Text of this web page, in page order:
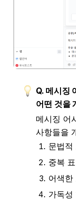
Q. 메시징
어떤 것을
메시징 어
사항들을
문법적
중복
어색한
가독성